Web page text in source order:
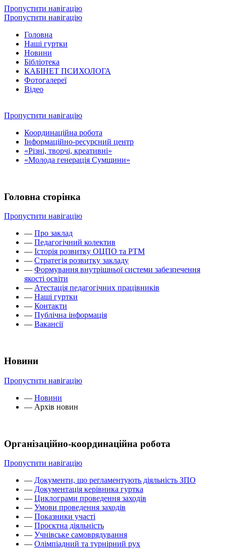
Пропустити навігацію
Пропустити навігацію
Головна
Наші гуртки
Новини
Бібліотека
КАБІНЕТ ПСИХОЛОГА
Фотогалереї
Відео
Пропустити навігацію
Координаційна робота
Інформаційно-ресурсний центр
«Різні, творчі, креативні»
«Молода генерація Сумщини»
Головна сторінка
Пропустити навігацію
— Про заклад
— Педагогічний колектив
— Історія розвитку ОЦПО та РТМ
— Стратегія розвитку закладу
— Формування внутрішньої системи забезпечення
якості освіти
— Атестація педагогічних працівників
— Наші гуртки
— Контакти
— Публічна інформація
— Вакансії
Новини
Пропустити навігацію
— Новини
— Архів новин
Організаційно-координаційна робота
Пропустити навігацію
— Документи, що регламентують діяльність ЗПО
— Документація керівника гуртка
— Циклограми проведення заходів
— Умови проведення заходів
— Показники участі
— Проєктна діяльність
— Учнівське самоврядування
— Олімпіадний та турнірний рух